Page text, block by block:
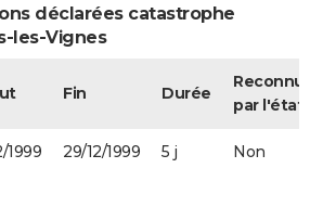
déclarées catastrophe
les-Vignes
Fin Durée
par l'état
1999 29/12/1999 5 j Non